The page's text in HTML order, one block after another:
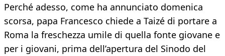
Perché adesso, come ha annunciato domenica
scorsa, papa Francesco chiede a Taizé di portare a
Roma la freschezza umile di quella fonte giovane e
per i giovani, prima dell’apertura del Sinodo del